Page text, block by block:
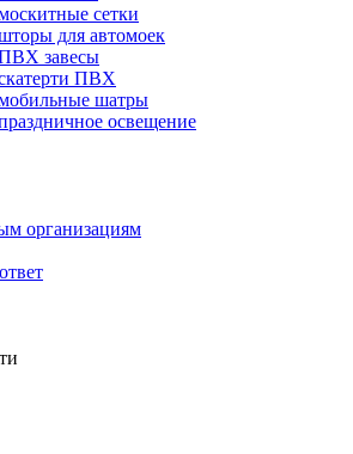
сетки
для автомоек
завесы
ПВХ
шатры
освещение
организациям